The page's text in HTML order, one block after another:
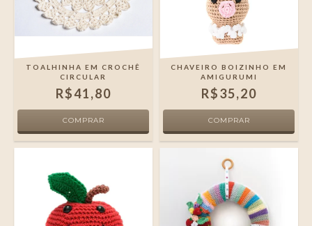
TOALHINHA EM CROCHÊ
CIRCULAR
R$41,80
CHAVEIRO BOIZINHO EM
AMIGURUMI
R$35,20